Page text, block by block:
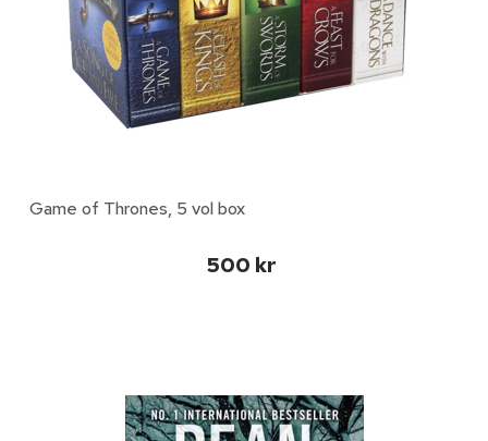
Game of Thrones, 5 vol box
500 kr